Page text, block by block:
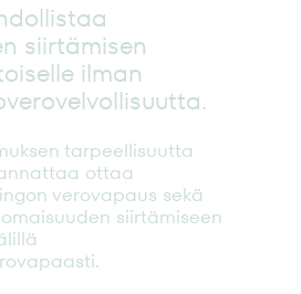
siirtämisen
ilman
tarpeellisuutta
ottaa
verovapaus sekä
siirtämiseen